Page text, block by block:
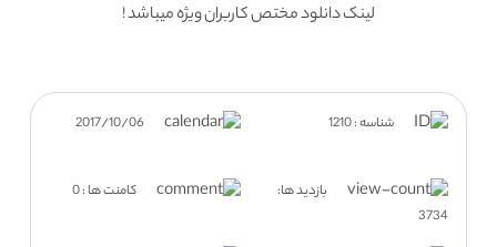
لینک دانلود مختص کاربران ویژه میباشد !
شناسه : 1210
بازدید ها:
3734
کامنت ها : 0